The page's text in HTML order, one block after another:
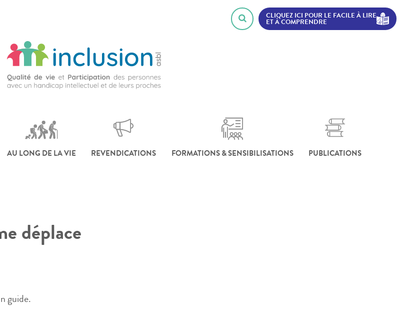
CLIQUEZ ICI POUR LE FACILE À LIRE
ET À COMPRENDRE
AU LONG DE LA VIE REVENDICATIONS FORMATIONS & SENSIBILISATIONS PUBLICATIONS
déplace
guide.